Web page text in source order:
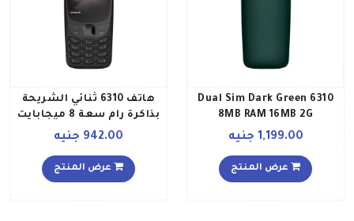
6310 Dual Sim Dark Green
8MB RAM 16MB 2G
International Version
1,199.00 جنيه
عرض المنتج
هاتف 6310 ثنائي الشريحة
بذاكرة رام سعة 8 ميجابايت
بلون أسود إصدار الشرق
942.00 جنيه
عرض المنتج